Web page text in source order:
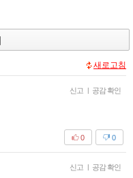
새로고침
신고 | 공감 확인
0
0
신고 | 공감 확인